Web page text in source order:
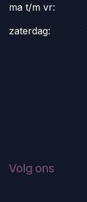
ma t/m vr:
zaterdag:
Volg ons